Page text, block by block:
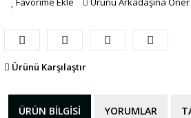
Ürünü Karşılaştır
ÜRÜN BILGISI YORUMLAR